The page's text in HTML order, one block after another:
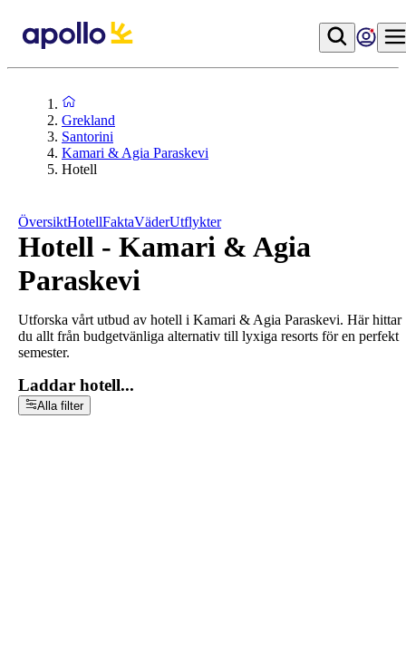
Grekland
Santorini
Kamari & Agia Paraskevi
Hotell
ÖversiktHotellFaktaVäderUtflykter
Hotell - Kamari & Agia
Paraskevi
Utforska vårt utbud av hotell i Kamari & Agia Paraskevi. Här hittar
du allt från budgetvänliga alternativ till lyxiga resorts för en perfekt
semester.
Laddar hotell...
Alla filter